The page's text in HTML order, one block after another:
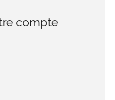
compte